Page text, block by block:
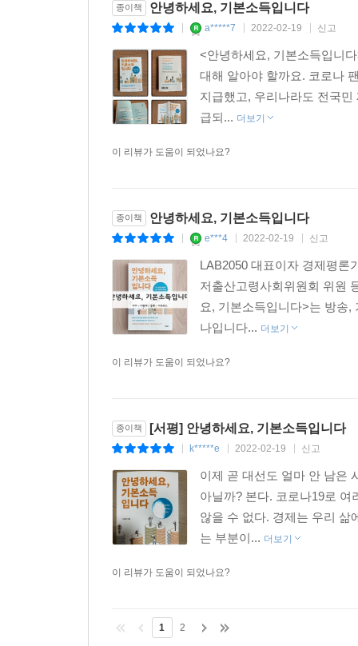
게으르게 만들지는 않는다는 것을 보여준다.
기본소득은 정말 실현될 수 있을까?
코로나19 재난지원금으로 경험한 기본소득의 가능
그리고 ‘나’를 위한 기본소득 이야기
가능성을 생각해볼 수 있는 것이다.
유례없는 전염병인 코로나19를 맞닥뜨리며, 몇
2021년에 걸쳐 2년간 8600억 달러, 한화로 약 1
전국민 재난지원금을 지급했다. 이러한 과정은
삶으로 성큼 다가오게 된 계기가 되어주었다.
확인함으로써, 우리가 경험한 것은 재난뿐만 아
무엇보다 이 책은 핀란드의 정책 실험 이후 기본
될 수 있을 것이란 희망을 전하고 있다. 기본소득
강화되었고 의미 있는 일도 더 많이 할 수 있었
기본소득 수령자들의 주관적 삶의 질이 더 높은
종이책 안녕하세요, 기본소득입니다
a*****7 2022-02-19 신고
<안녕하세요, 기본소득입니
대해 알아야 할까요. 코로나
지급했고, 우리나라도 전국
급되... 더보기
이 리뷰가 도움이 되었나요?
종이책 안녕하세요, 기본소득입니다
e***4 2022-02-19 신고
LAB2050 대표이자 경제평론
저출산고령사회위원회 위원
요, 기본소득입니다>는 방송
나입니다... 더보기
이 리뷰가 도움이 되었나요?
종이책 [서평] 안녕하세요, 기본소득입니다
k*****e 2022-02-19 신고
이제 곧 대선도 얼마 안 남은
아닐까? 본다. 코로나19로
않을 수 없다. 경제는 우리 삶
는 부분이... 더보기
이 리뷰가 도움이 되었나요?
1 2